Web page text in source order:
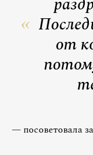
от
— посоветовала